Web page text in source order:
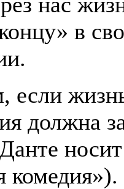
в
если
должна
носит